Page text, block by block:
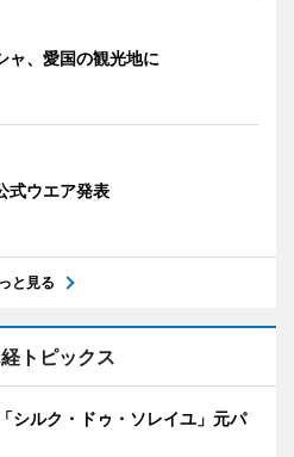
ャ、愛国の観光地に
式ウエア発表
と見る
トピックス
ルク・ドゥ・ソレイユ」元パ